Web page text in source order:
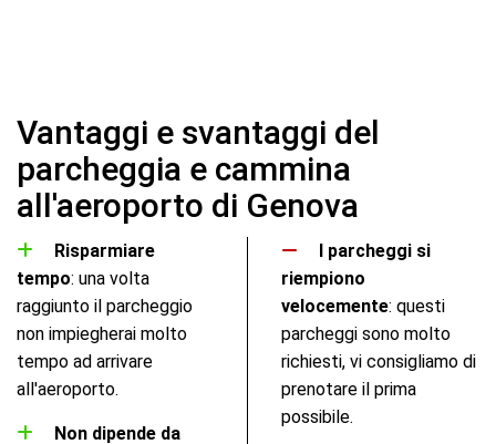
Vantaggi e svantaggi del
parcheggia e cammina
all'aeroporto di Genova
Risparmiare
tempo: una volta
raggiunto il parcheggio
non impiegherai molto
tempo ad arrivare
all'aeroporto.
Non dipende da
I parcheggi si
riempiono
velocemente: questi
parcheggi sono molto
richiesti, vi consigliamo di
prenotare il prima
possibile.